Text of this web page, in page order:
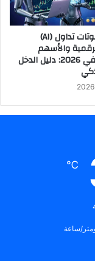
أفضل 10 بوتات تداول (AI)
والأسهم
للمبتدئين في 2026: دليل الدخل
℃